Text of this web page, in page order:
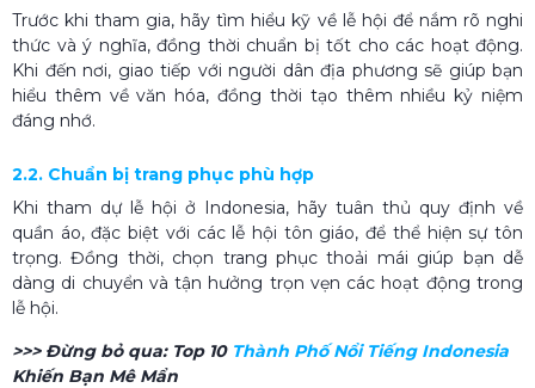
Trước khi tham gia, hãy tìm hiểu kỹ về lễ hội để nắm rõ nghi
thức và ý nghĩa, đồng thời chuẩn bị tốt cho các hoạt động.
Khi đến nơi, giao tiếp với người dân địa phương sẽ giúp bạn
hiểu thêm về văn hóa, đồng thời tạo thêm nhiều kỷ niệm
đáng nhớ.
2.2. Chuẩn bị trang phục phù hợp
Khi tham dự lễ hội ở Indonesia, hãy tuân thủ quy định về
quần áo, đặc biệt với các lễ hội tôn giáo, để thể hiện sự tôn
trọng. Đồng thời, chọn trang phục thoải mái giúp bạn dễ
dàng di chuyển và tận hưởng trọn vẹn các hoạt động trong
lễ hội.
>>> Đừng bỏ qua: Top 10 Thành Phố Nổi Tiếng Indonesia
Khiến Bạn Mê Mẩn